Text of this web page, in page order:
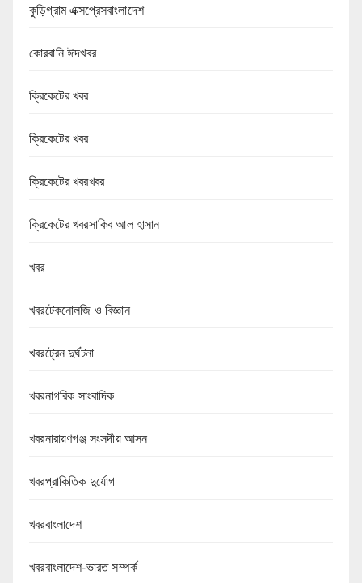
কুড়িগ্রাম এক্সপ্রেসবাংলাদেশ
কোরবানি ঈদখবর
ক্রিকেটের খবর
ক্রিকেটের খবর
ক্রিকেটের খবরখবর
ক্রিকেটের খবরসাকিব আল হাসান
খবর
খবরটেকনোলজি ও বিজ্ঞান
খবরট্রেন দুর্ঘটনা
খবরনাগরিক সাংবাদিক
খবরনারায়ণগঞ্জ সংসদীয় আসন
খবরপ্রাকিতিক দুর্যোগ
খবরবাংলাদেশ
খবরবাংলাদেশ-ভারত সম্পর্ক